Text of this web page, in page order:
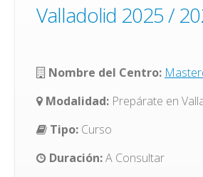
Valladolid 2025 /
Nombre del Centro:
Modalidad: Prepárate en
Tipo: Curso
Duración:A Consultar